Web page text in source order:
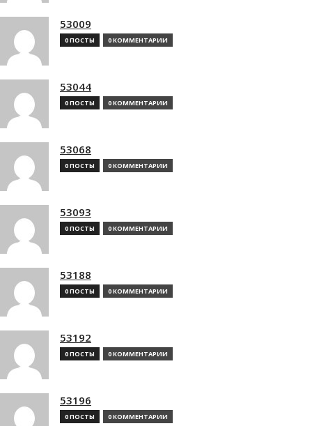
53009
0 ПОСТЫ 0 КОММЕНТАРИИ
53044
0 ПОСТЫ 0 КОММЕНТАРИИ
53068
0 ПОСТЫ 0 КОММЕНТАРИИ
53093
0 ПОСТЫ 0 КОММЕНТАРИИ
53188
0 ПОСТЫ 0 КОММЕНТАРИИ
53192
0 ПОСТЫ 0 КОММЕНТАРИИ
53196
0 ПОСТЫ 0 КОММЕНТАРИИ